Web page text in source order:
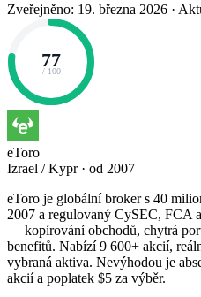
Zveřejněno: 19. března 2026 ·
77
/ 100
eToro
Izrael / Kypr · od 2007
eToro je globální broker s 40
2007 a regulovaný CySEC, FCA
— kopírování obchodů, chytrá
benefitů. Nabízí 9 600+ akcií,
vybraná aktiva. Nevýhodou je
akcií a poplatek $5 za výběr.